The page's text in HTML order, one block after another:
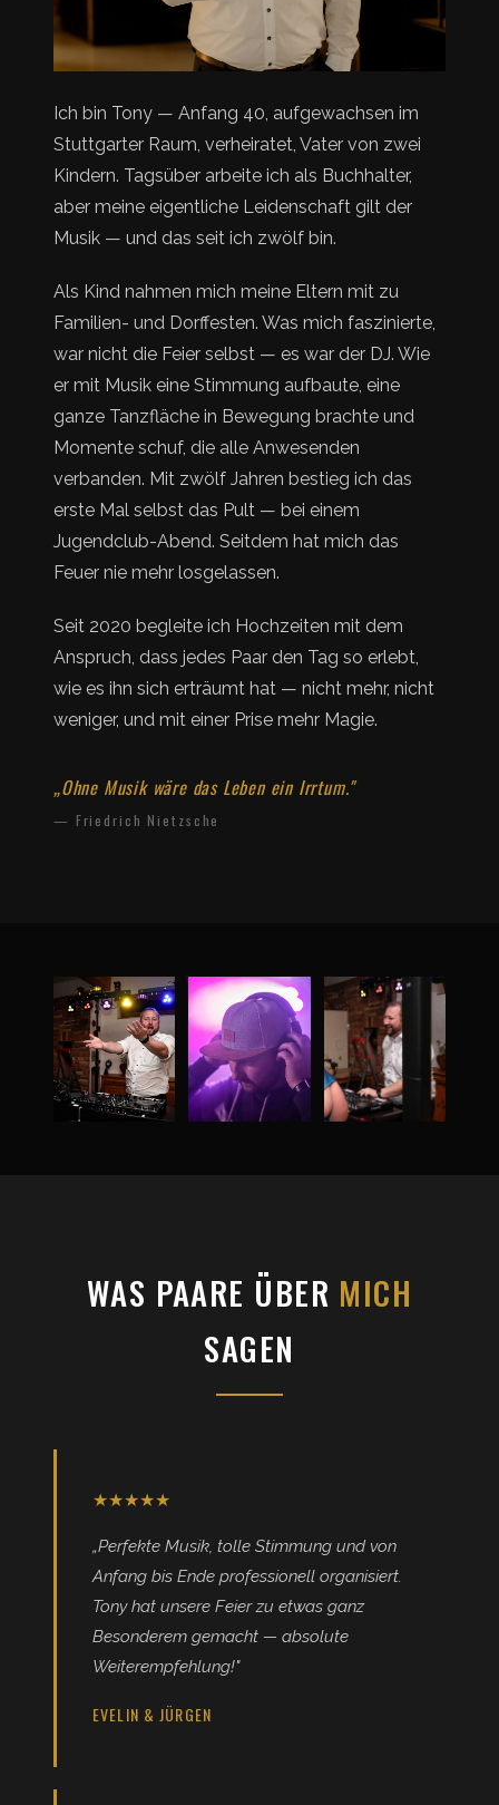
Ich bin Tony — Anfang 40, aufgewachsen im
Stuttgarter Raum, verheiratet, Vater von zwei
Kindern. Tagsüber arbeite ich als Buchhalter,
aber meine eigentliche Leidenschaft gilt der
Musik — und das seit ich zwölf bin.
Als Kind nahmen mich meine Eltern mit zu
Familien- und Dorffesten. Was mich faszinierte,
war nicht die Feier selbst — es war der DJ. Wie
er mit Musik eine Stimmung aufbaute, eine
ganze Tanzfläche in Bewegung brachte und
Momente schuf, die alle Anwesenden
verbanden. Mit zwölf Jahren bestieg ich das
erste Mal selbst das Pult — bei einem
Jugendclub-Abend. Seitdem hat mich das
Feuer nie mehr losgelassen.
Seit 2020 begleite ich Hochzeiten mit dem
Anspruch, dass jedes Paar den Tag so erlebt,
wie es ihn sich erträumt hat — nicht mehr, nicht
weniger, und mit einer Prise mehr Magie.
„Ohne Musik wäre das Leben ein Irrtum."
— Friedrich Nietzsche
WAS PAARE ÜBER MICH
SAGEN
★★★★★
„Perfekte Musik, tolle Stimmung und von
Anfang bis Ende professionell organisiert.
Tony hat unsere Feier zu etwas ganz
Besonderem gemacht — absolute
Weiterempfehlung!"
EVELIN & JÜRGEN